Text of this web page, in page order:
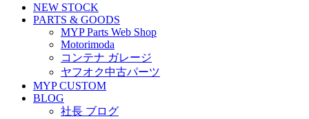
NEW STOCK
PARTS & GOODS
MYP Parts Web Shop
Motorimoda
コンテナ ガレージ
ヤフオク中古パーツ
MYP CUSTOM
BLOG
社長 ブログ